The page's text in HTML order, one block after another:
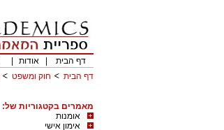
דף הבית
אודות
דף הבית
חוק ומשפט
מאמרים בקטגוריות של:
אומנות
אימון אישי